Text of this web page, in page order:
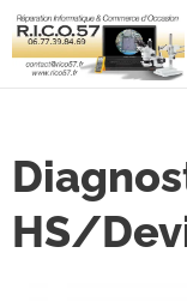
HS/